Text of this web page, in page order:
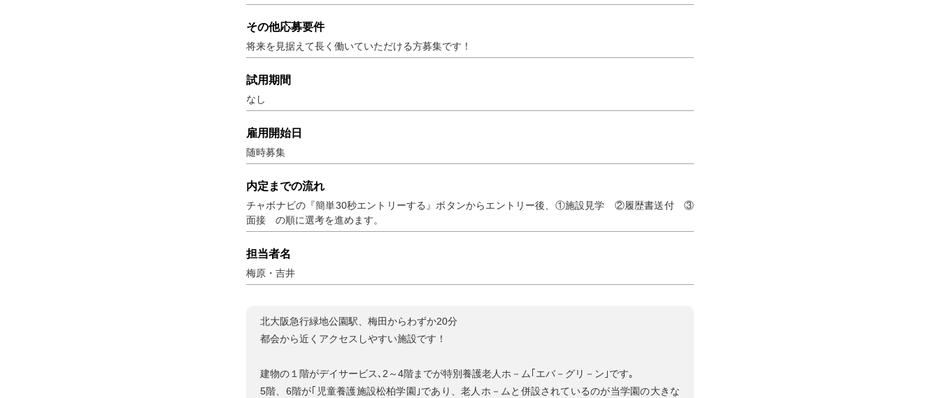
その他応募要件
将来を見据えて長く働いていただける方募集です！
試用期間
なし
雇用開始日
随時募集
内定までの流れ
チャボナビの『簡単30秒エントリーする』ボタンからエントリー後、①施設見学 ②履歴書送付 ③
面接 の順に選考を進めます。
担当者名
梅原・吉井
北大阪急行緑地公園駅、梅田からわずか20分
都会から近くアクセスしやすい施設です！
建物の１階がデイサービス､2～4階までが特別養護老人ホ－ム｢エバ－グリ－ン｣です｡
5階、6階が｢児童養護施設松柏学園｣であり、老人ホ－ムと併設されているのが当学園の大きな